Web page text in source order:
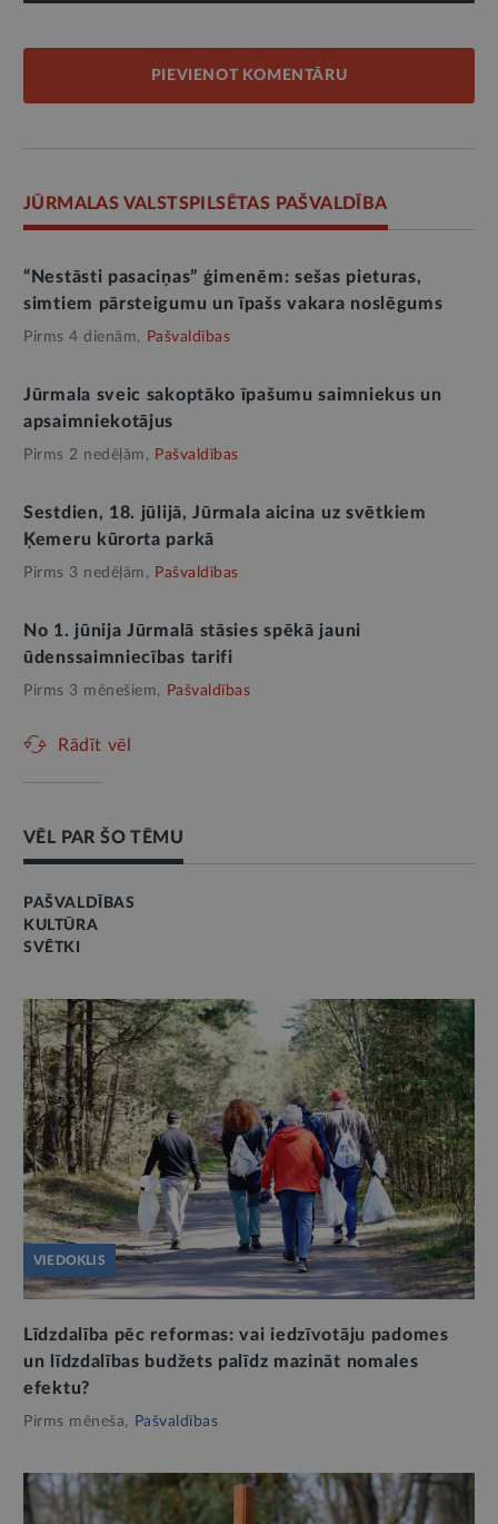
PIEVIENOT KOMENTĀRU
JŪRMALAS VALSTSPILSĒTAS PAŠVALDĪBA
“Nestāsti pasaciņas” ģimenēm: sešas pieturas,
simtiem pārsteigumu un īpašs vakara noslēgums
Pirms 4 dienām, Pašvaldības
Jūrmala sveic sakoptāko īpašumu saimniekus un
apsaimniekotājus
Pirms 2 nedēļām, Pašvaldības
Sestdien, 18. jūlijā, Jūrmala aicina uz svētkiem
Ķemeru kūrorta parkā
Pirms 3 nedēļām, Pašvaldības
No 1. jūnija Jūrmalā stāsies spēkā jauni
ūdenssaimniecības tarifi
Pirms 3 mēnešiem, Pašvaldības
Rādīt vēl
VĒL PAR ŠO TĒMU
PAŠVALDĪBAS
KULTŪRA
SVĒTKI
VIEDOKLIS
Līdzdalība pēc reformas: vai iedzīvotāju padomes
un līdzdalības budžets palīdz mazināt nomales
efektu?
Pirms mēneša, Pašvaldības